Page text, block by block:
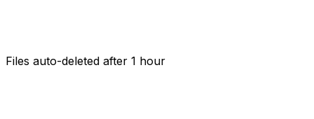
Files auto-deleted after 1 hour